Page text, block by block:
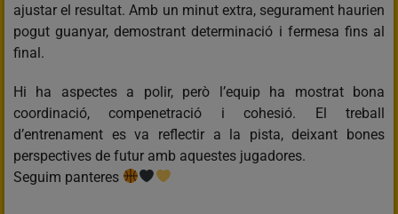
ajustar el resultat. Amb un minut extra, segurament haurien
pogut guanyar, demostrant determinació i fermesa fins al
final.
Hi ha aspectes a polir, però l’equip ha mostrat bona
coordinació, compenetració i cohesió. El treball
d’entrenament es va reflectir a la pista, deixant bones
perspectives de futur amb aquestes jugadores.
Seguim panteres